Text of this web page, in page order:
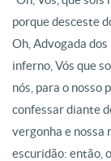
porque desceste
Oh, Advogada
inferno, Vós que
nós, para o nosso
confessar diante
vergonha e nossa
escuridão: então,